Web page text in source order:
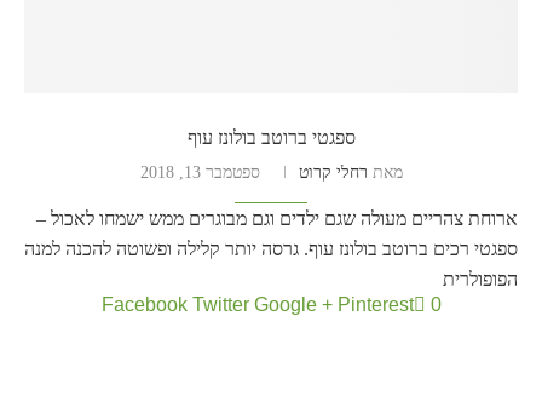
ספגטי ברוטב בולונז עוף
מאת רחלי קרוט ספטמבר 13, 2018
ארוחת צהריים מעולה שגם ילדים וגם מבוגרים ממש ישמחו לאכול –
ספגטי רכים ברוטב בולונז עוף. גרסה יותר קלילה ופשוטה להכנה למנה
הפופולרית
0
Facebook Twitter Google + Pinterest